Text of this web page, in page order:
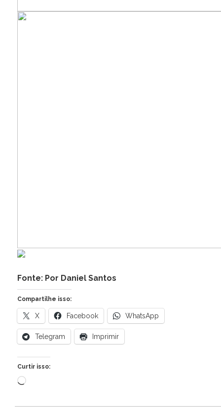
Fonte: Por Daniel Santos
Compartilhe isso:
X Facebook WhatsApp
Telegram Imprimir
Curtir isso:
Carregando...